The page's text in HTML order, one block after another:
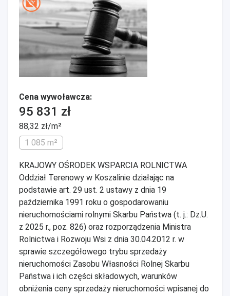
Cena wywoławcza:
95 831 zł
88,32 zł/m²
1 085 m²
KRAJOWY OŚRODEK WSPARCIA ROLNICTWA
Oddział Terenowy w Koszalinie działając na
podstawie art. 29 ust. 2 ustawy z dnia 19
października 1991 roku o gospodarowaniu
nieruchomościami rolnymi Skarbu Państwa (t. j.: Dz.U.
z 2025 r., poz. 826) oraz rozporządzenia Ministra
Rolnictwa i Rozwoju Wsi z dnia 30.04.2012 r. w
sprawie szczegółowego trybu sprzedaży
nieruchomości Zasobu Własności Rolnej Skarbu
Państwa i ich części składowych, warunków
obniżenia ceny sprzedaży nieruchomości wpisanej do